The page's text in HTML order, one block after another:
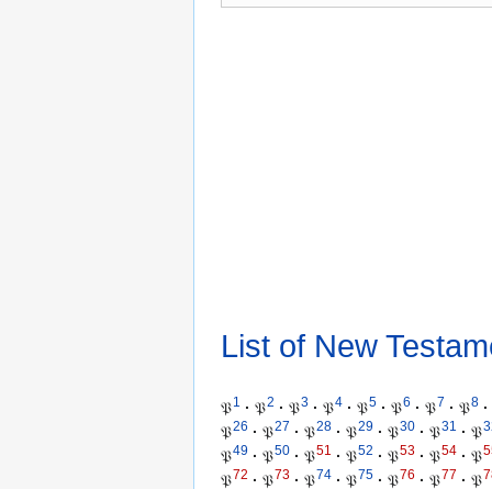
List of New
𝔓1 · 𝔓2 · 𝔓3 · 𝔓4 · 𝔓5 · 𝔓6 · 𝔓7 · 𝔓8 ·
𝔓26 · 𝔓27 · 𝔓28 · 𝔓29 · 𝔓30 · 𝔓31 · 𝔓
𝔓49 · 𝔓50 · 𝔓51 · 𝔓52 · 𝔓53 · 𝔓54 · 𝔓
𝔓72 · 𝔓73 · 𝔓74 · 𝔓75 · 𝔓76 · 𝔓77 · 𝔓